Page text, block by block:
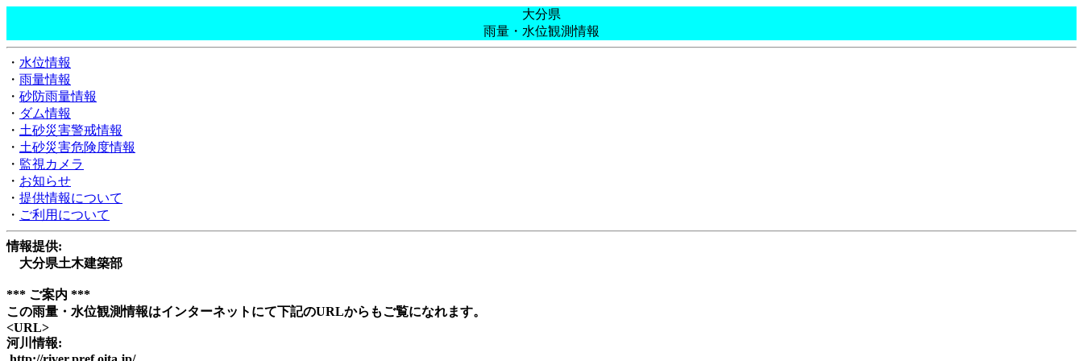
大分県
雨量・水位観測情報
・ 水位情報
・ 雨量情報
・ 砂防雨量情報
・ ダム情報
・ 土砂災害警戒情報
・ 土砂災害危険度情報
・ 監視カメラ
・ お知らせ
・ 提供情報について
・ ご利用について
情報提供:
大分県土木建築部
*** ご案内 ***
この雨量・水位観測情報はインターネットにて下記のURLからもご覧になれます。
<URL>
河川情報: